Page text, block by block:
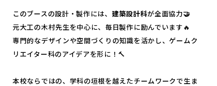
アクセス
教員募集
WEB出願
お問い合わせ
留学生の方へ
このブースの設計・製作には、 建築設計科が全面協力🤝
元大工の木村先生を中心に、毎日製作に励んでいます🔥
専門的なデザインや空間づくりの知識を活かし、ゲームク
リエイター科のアイデアを形に！🔨
本校ならではの、学科の垣根を越えたチームワークで生ま